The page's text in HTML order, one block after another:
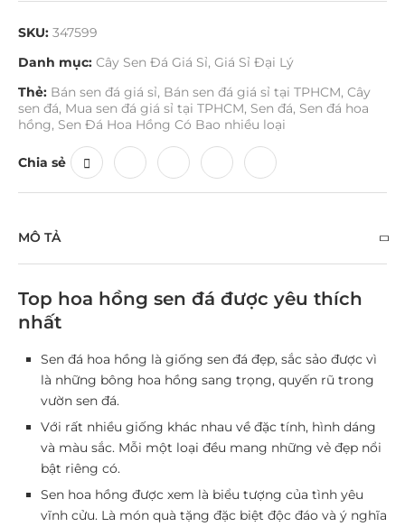
SKU: 347599
Danh mục: Cây Sen Đá Giá Sỉ, Giá Sỉ Đại Lý
Thẻ: Bán sen đá giá sỉ, Bán sen đá giá sỉ tại TPHCM, Cây
sen đá, Mua sen đá giá sỉ tại TPHCM, Sen đá, Sen đá hoa
hồng, Sen Đá Hoa Hồng Có Bao nhiều loại
Chia sẻ
MÔ TẢ
Top hoa hồng sen đá được yêu thích
nhất
Sen đá hoa hồng là giống sen đá đẹp, sắc sảo được vì
là những bông hoa hồng sang trọng, quyến rũ trong
vườn sen đá.
Với rất nhiều giống khác nhau về đặc tính, hình dáng
và màu sắc. Mỗi một loại đều mang những vẻ đẹp nổi
bật riêng có.
Sen hoa hồng được xem là biểu tượng của tình yêu
vĩnh cửu. Là món quà tặng đặc biệt độc đáo và ý nghĩa